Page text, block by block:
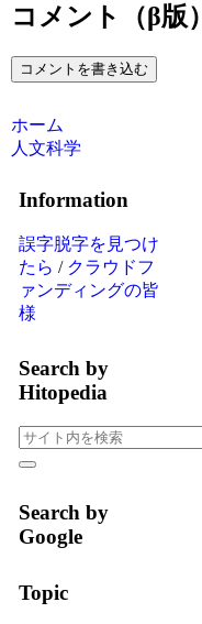
コメント（β版）
コメントを書き込む
ホーム
人文科学
Information
誤字脱字を見つけ
たら / クラウドフ
ァンディングの皆
様
Search by
Hitopedia
Search by
Google
Topic